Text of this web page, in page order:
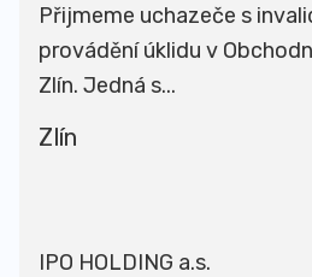
Přijmeme uchazeče s
provádění úklidu v
Zlín. Jedná s...
Zlín
IPO HOLDING a.s.